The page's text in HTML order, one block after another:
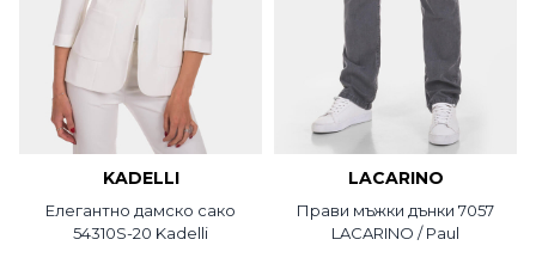
KADELLI
Елегантно дамско сако
54310S-20 Kadelli
LACARINO
Прави мъжки дънки 7057
LACARINO / Paul